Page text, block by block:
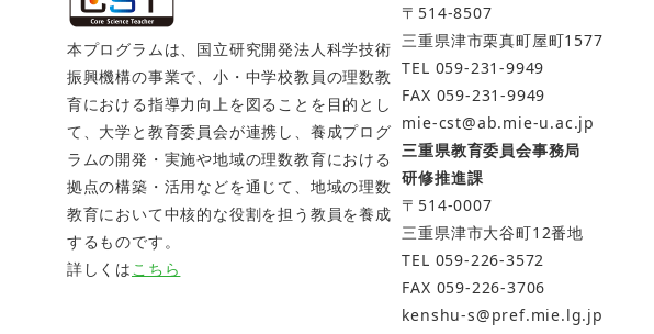
本プログラムは、国立研究開発法人科学技術
振興機構の事業で、小・中学校教員の理数教
育における指導力向上を図ることを目的とし
て、大学と教育委員会が連携し、養成プログ
ラムの開発・実施や地域の理数教育における
拠点の構築・活用などを通じて、地域の理数
教育において中核的な役割を担う教員を養成
するものです。
詳しくはこちら
〒514-8507
三重県津市栗真町屋町1577
TEL 059-231-9949
FAX 059-231-9949
mie-cst@ab.mie-u.ac.jp
三重県教育委員会事務局
研修推進課
〒514-0007
三重県津市大谷町12番地
TEL 059-226-3572
FAX 059-226-3706
kenshu-s@pref.mie.lg.jp